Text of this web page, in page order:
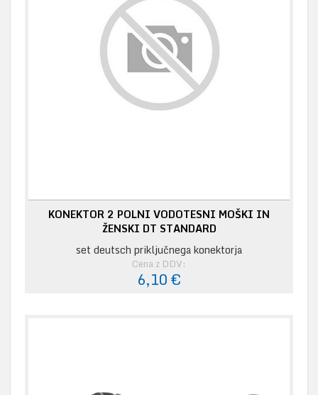
KONEKTOR 2 POLNI VODOTESNI MOŠKI IN
ŽENSKI DT STANDARD
set deutsch priključnega konektorja
Cena z DDV:
6,10 €